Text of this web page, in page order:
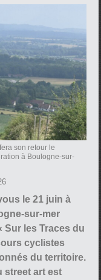
son retour le
à Boulogne-sur-
le 21 juin à
sur-mer
Sur les Traces du
cyclistes
du territoire.
street art est